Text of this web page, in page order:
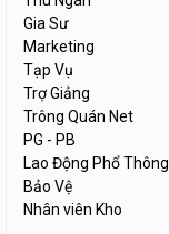
Gia Sư
Marketing
Tạp Vụ
Trợ Giảng
Trông Quán Net
PG - PB
Lao Động Phổ Thông
Bảo Vệ
Nhân viên Kho